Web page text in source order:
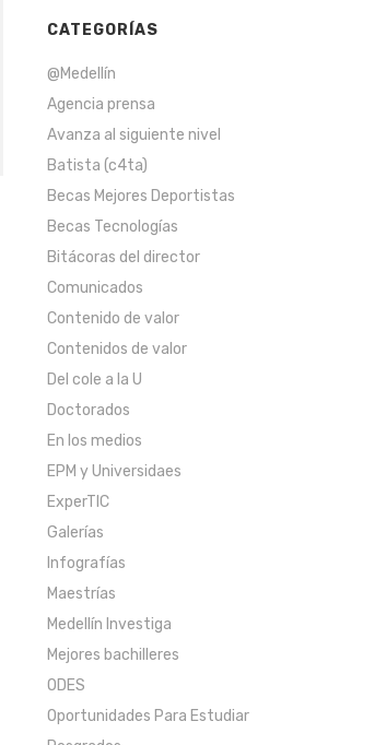
CATEGORÍAS
@Medellín
Agencia prensa
Avanza al siguiente nivel
Batista (c4ta)
Becas Mejores Deportistas
Becas Tecnologías
Bitácoras del director
Comunicados
Contenido de valor
Contenidos de valor
Del cole a la U
Doctorados
En los medios
EPM y Universidaes
ExperTIC
Galerías
Infografías
Maestrías
Medellín Investiga
Mejores bachilleres
ODES
Oportunidades Para Estudiar